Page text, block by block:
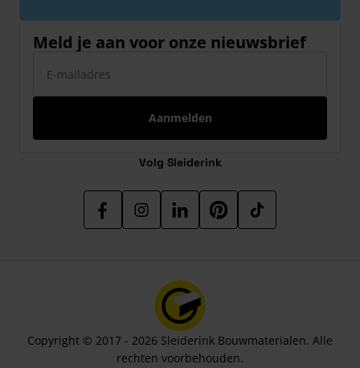
Meld je aan voor onze nieuwsbrief
Aanmelden
Volg Sleiderink
Copyright © 2017 - 2026 Sleiderink Bouwmaterialen. Alle
rechten voorbehouden.